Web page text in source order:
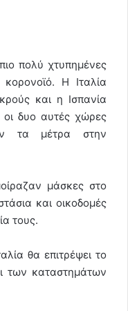
πιο πολύ χτυπημένες
Η Ιταλία
και η Ισπανία
δυο αυτές χώρες
τα μέτρα στην
μάσκες στο
και οικοδομές
τους.
θα επιτρέψει το
των καταστημάτων